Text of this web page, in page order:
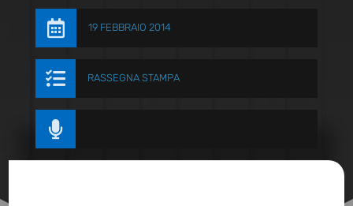
 19 FEBBRAIO 2014
 RASSEGNA STAMPA
